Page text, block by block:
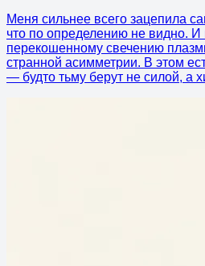
Меня сильнее всего зацепила
что по определению не видно.
перекошенному свечению
странной асимметрии. В этом
— будто тьму берут не силой, а